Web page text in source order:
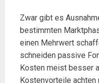
Zwar gibt es
bestimmten
einen Mehrwert
schneiden passive
Kosten meist besser
Kostenvorteile achten